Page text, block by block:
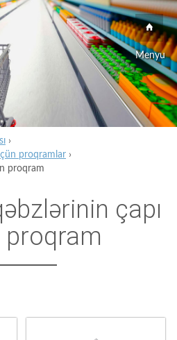
Menyu
›
proqramlar ›
proqram
çapı
proqram